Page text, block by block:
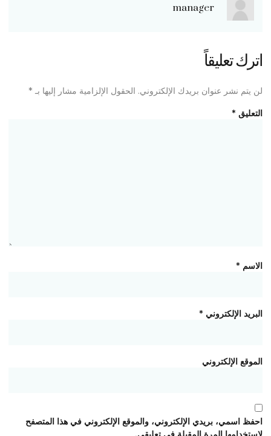
manager
اترك تعليقاً
لن يتم نشر عنوان بريدك الإلكتروني. الحقول الإلزامية مشار إليها بـ *
التعليق *
الاسم *
البريد الإلكتروني *
الموقع الإلكتروني
احفظ اسمي، بريدي الإلكتروني، والموقع الإلكتروني في هذا المتصفح
لاستخدامها المرة المقبلة في تعليقي.